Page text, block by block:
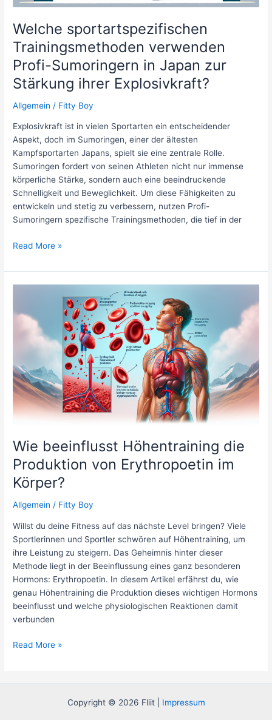
Welche sportartspezifischen
Trainingsmethoden verwenden
Profi-Sumoringern in Japan zur
Stärkung ihrer Explosivkraft?
Allgemein / Fitty Boy
Explosivkraft ist in vielen Sportarten ein entscheidender
Aspekt, doch im Sumoringen, einer der ältesten
Kampfsportarten Japans, spielt sie eine zentrale Rolle.
Sumoringen fordert von seinen Athleten nicht nur immense
körperliche Stärke, sondern auch eine beeindruckende
Schnelligkeit und Beweglichkeit. Um diese Fähigkeiten zu
entwickeln und stetig zu verbessern, nutzen Profi-
Sumoringern spezifische Trainingsmethoden, die tief in der
Welche
Trainingsmethoden
verwenden
Sumoringern
Stärkung
ihrer
Explosivkraft?
Read More »
Wie beeinflusst Höhentraining die
Produktion von Erythropoetin im
Körper?
Allgemein / Fitty Boy
Willst du deine Fitness auf das nächste Level bringen? Viele
Sportlerinnen und Sportler schwören auf Höhentraining, um
ihre Leistung zu steigern. Das Geheimnis hinter dieser
Methode liegt in der Beeinflussung eines ganz besonderen
Hormons: Erythropoetin. In diesem Artikel erfährst du, wie
genau Höhentraining die Produktion dieses wichtigen Hormons
beeinflusst und welche physiologischen Reaktionen damit
verbunden
Wie
Read More »
Copyright © 2026 Fliit | Impressum